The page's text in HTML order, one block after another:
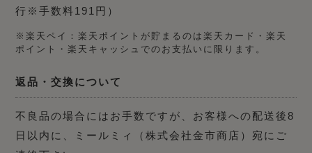
行※手数料191円）
※楽天ペイ：楽天ポイントが貯まるのは楽天カード・楽天
ポイント・楽天キャッシュでのお支払いに限ります。
返品・交換について
不良品の場合にはお手数ですが、お客様への配送後8
日以内に、ミールミィ（株式会社金市商店）宛にご